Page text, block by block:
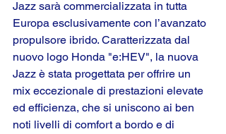
Jazz sarà commercializzata in tutta
Europa esclusivamente con l’avanzato
propulsore ibrido. Caratterizzata dal
nuovo logo Honda "e:HEV", la nuova
Jazz è stata progettata per offrire un
mix eccezionale di prestazioni elevate
ed efficienza, che si uniscono ai ben
noti livelli di comfort a bordo e di